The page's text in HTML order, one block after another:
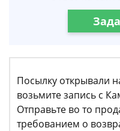
Посылку открывали
возьмите запись с
Отправьте во то
требованием о